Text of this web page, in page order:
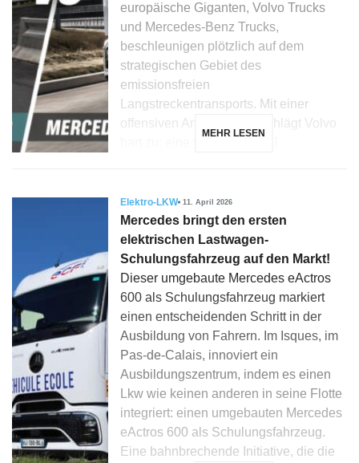
europäische Giganten, Volvo Trucks
und Mercedes-Benz Trucks,
beschleunigen plötzlich auf dem
strategischen Gebiet des
emissionsfreien
Langstreckentransports. Mit einer
offensiven Ankündigung schlägt Volvo
MEHR LESEN
Elektro-LKW 11. April 2026
Mercedes bringt den ersten
elektrischen Lastwagen-
Schulungsfahrzeug auf den Markt!
Dieser umgebaute Mercedes eActros
600 als Schulungsfahrzeug markiert
einen entscheidenden Schritt in der
Ausbildung von Fahrern. Im Isques, im
Pas-de-Calais, innoviert ein
Ausbildungszentrum, indem es einen
Lkw wie keinen anderen in seine Flotte
integriert: einen umgebauten Mercedes
eActros 600 als Schulungsfahrzeug.
Eine bahnbrechende Initiative, die die